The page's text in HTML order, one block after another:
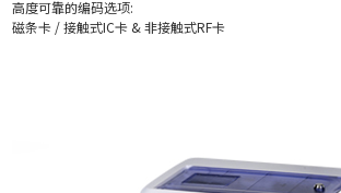
高度可靠的编码选项:
磁条卡 / 接触式IC卡 & 非接触式RF卡